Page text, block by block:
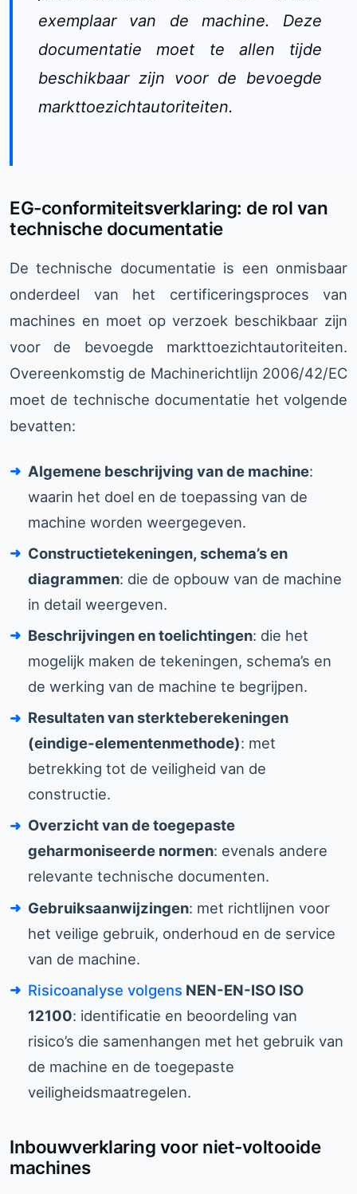
exemplaar van de machine. Deze
documentatie moet te allen tijde
beschikbaar zijn voor de bevoegde
markttoezichtautoriteiten.
EG-conformiteitsverklaring: de rol van
technische documentatie
De technische documentatie is een onmisbaar
onderdeel van het certificeringsproces van
machines en moet op verzoek beschikbaar zijn
voor de bevoegde markttoezichtautoriteiten.
Overeenkomstig de Machinerichtlijn 2006/42/EC
moet de technische documentatie het volgende
bevatten:
Algemene beschrijving van de machine:
waarin het doel en de toepassing van de
machine worden weergegeven.
Constructietekeningen, schema’s en
diagrammen: die de opbouw van de machine
in detail weergeven.
Beschrijvingen en toelichtingen: die het
mogelijk maken de tekeningen, schema’s en
de werking van de machine te begrijpen.
Resultaten van sterkteberekeningen
(eindige-elementenmethode): met
betrekking tot de veiligheid van de
constructie.
Overzicht van de toegepaste
geharmoniseerde normen: evenals andere
relevante technische documenten.
Gebruiksaanwijzingen: met richtlijnen voor
het veilige gebruik, onderhoud en de service
van de machine.
Risicoanalyse volgens NEN-EN-ISO ISO
12100: identificatie en beoordeling van
risico’s die samenhangen met het gebruik van
de machine en de toegepaste
veiligheidsmaatregelen.
Inbouwverklaring voor niet-voltooide
machines